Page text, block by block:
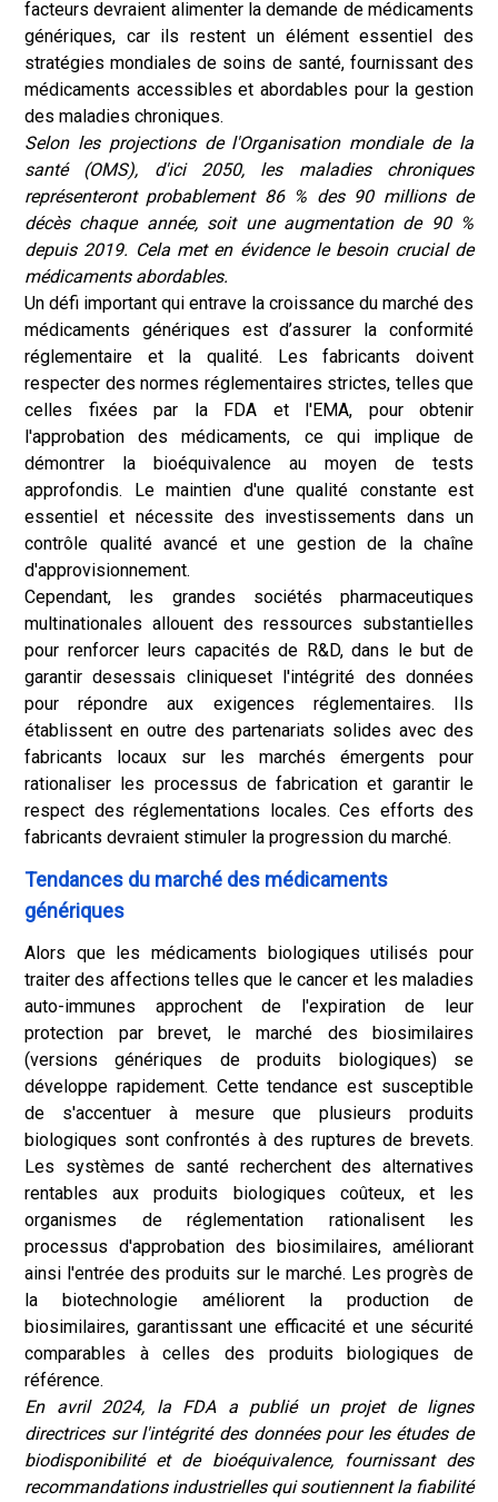
facteurs devraient alimenter la demande de médicaments
génériques, car ils restent un élément essentiel des
stratégies mondiales de soins de santé, fournissant des
médicaments accessibles et abordables pour la gestion
des maladies chroniques.
Selon les projections de l'Organisation mondiale de la
santé (OMS), d'ici 2050, les maladies chroniques
représenteront probablement 86 % des 90 millions de
décès chaque année, soit une augmentation de 90 %
depuis 2019. Cela met en évidence le besoin crucial de
médicaments abordables.
Un défi important qui entrave la croissance du marché des
médicaments génériques est d’assurer la conformité
réglementaire et la qualité. Les fabricants doivent
respecter des normes réglementaires strictes, telles que
celles fixées par la FDA et l'EMA, pour obtenir
l'approbation des médicaments, ce qui implique de
démontrer la bioéquivalence au moyen de tests
approfondis. Le maintien d'une qualité constante est
essentiel et nécessite des investissements dans un
contrôle qualité avancé et une gestion de la chaîne
d'approvisionnement.
Cependant, les grandes sociétés pharmaceutiques
multinationales allouent des ressources substantielles
pour renforcer leurs capacités de R&D, dans le but de
garantir desessais cliniqueset l'intégrité des données
pour répondre aux exigences réglementaires. Ils
établissent en outre des partenariats solides avec des
fabricants locaux sur les marchés émergents pour
rationaliser les processus de fabrication et garantir le
respect des réglementations locales. Ces efforts des
fabricants devraient stimuler la progression du marché.
Tendances du marché des médicaments
génériques
Alors que les médicaments biologiques utilisés pour
traiter des affections telles que le cancer et les maladies
auto-immunes approchent de l'expiration de leur
protection par brevet, le marché des biosimilaires
(versions génériques de produits biologiques) se
développe rapidement. Cette tendance est susceptible
de s'accentuer à mesure que plusieurs produits
biologiques sont confrontés à des ruptures de brevets.
Les systèmes de santé recherchent des alternatives
rentables aux produits biologiques coûteux, et les
organismes de réglementation rationalisent les
processus d'approbation des biosimilaires, améliorant
ainsi l'entrée des produits sur le marché. Les progrès de
la biotechnologie améliorent la production de
biosimilaires, garantissant une efficacité et une sécurité
comparables à celles des produits biologiques de
référence.
En avril 2024, la FDA a publié un projet de lignes
directrices sur l'intégrité des données pour les études de
biodisponibilité et de bioéquivalence, fournissant des
recommandations industrielles qui soutiennent la fiabilité